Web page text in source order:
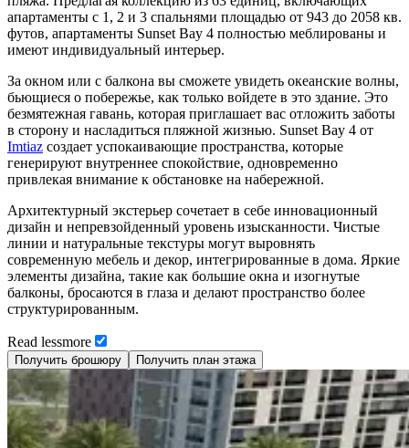
апартаменты с 1, 2 и 3 спальнями площадью от 943 до 2058 кв.
футов, апартаменты Sunset Bay 4 полностью меблированы и
имеют индивидуальный интерьер.
За окном или с балкона вы сможете увидеть океанские волны,
бьющиеся о побережье, как только войдете в это здание. Это
безмятежная гавань, которая приглашает вас отложить заботы
в сторону и насладиться пляжной жизнью. Sunset Bay 4 от
Imtiaz создает успокаивающие пространства, которые
генерируют внутреннее спокойствие, одновременно
привлекая внимание к обстановке на набережной.
Архитектурный экстерьер сочетает в себе инновационный
дизайн и непревзойденный уровень изысканности. Чистые
линии и натуральные текстуры могут выровнять
современную мебель и декор, интегрированные в дома. Яркие
элементы дизайна, такие как большие окна и изогнутые
балконы, бросаются в глаза и делают пространство более
структурированным.
Read lessmore
Получить брошюру Получить план этажа